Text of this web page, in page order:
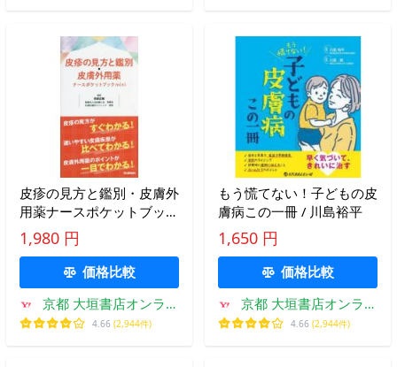
皮疹の見方と鑑別・皮膚外
用薬ナースポケットブック
ｍｉｎｉ / 安部正敏 著
1,980 円
価格比較
京都 大垣書店オンライ
ン
4.66 (2,944件)
もう慌てない！子どもの皮
膚病この一冊 / 川島裕平
1,650 円
価格比較
京都 大垣書店オンライ
ン
4.66 (2,944件)